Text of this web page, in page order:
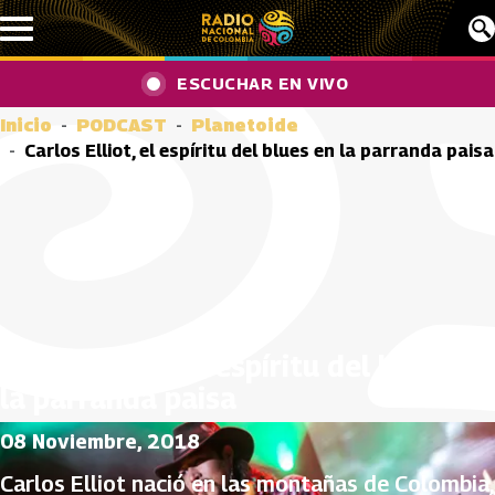
Pasar al contenido principal
ESCUCHAR EN VIVO
Inicio PODCAST
Planetoide
Carlos Elliot, el espíritu del blues en la parranda paisa
08 Noviembre, 2018
Carlos Elliot nació en las montañas de Colombia,